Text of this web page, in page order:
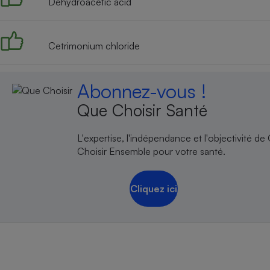
Cetrimonium chloride
Abonnez-vous !
Que Choisir Santé
L'expertise, l'indépendance et l'objectivité de
Choisir Ensemble pour votre santé.
Cliquez ici